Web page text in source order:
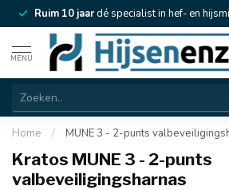
Ruim 10 jaardé specialist in hef- en
MENU
Home / MUNE 3 - 2-punts
Kratos MUNE 3 - 2-punts
valbeveiligingsharnas